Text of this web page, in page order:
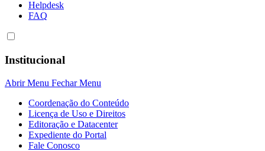
Helpdesk
FAQ
Institucional
Abrir Menu Fechar Menu
Coordenação do Conteúdo
Licença de Uso e Direitos
Editoração e Datacenter
Expediente do Portal
Fale Conosco